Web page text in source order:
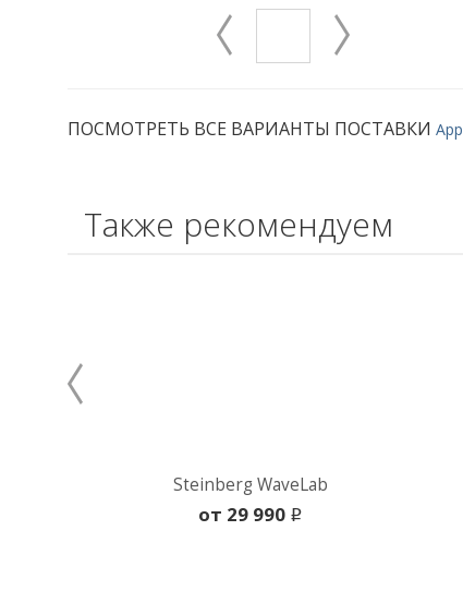
ПОСМОТРЕТЬ ВСЕ ВАРИАНТЫ ПОСТАВКИ
Также рекомендуем
Steinberg WaveLab
oт 29 990 i